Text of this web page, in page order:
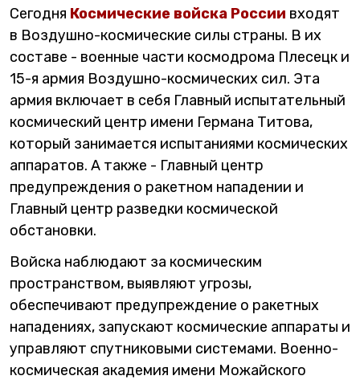
Сегодня Космические войска России входят
в Воздушно-космические силы страны. В их
составе - военные части космодрома Плесецк и
15-я армия Воздушно-космических сил. Эта
армия включает в себя Главный испытательный
космический центр имени Германа Титова,
который занимается испытаниями космических
аппаратов. А также - Главный центр
предупреждения о ракетном нападении и
Главный центр разведки космической
обстановки.
Войска наблюдают за космическим
пространством, выявляют угрозы,
обеспечивают предупреждение о ракетных
нападениях, запускают космические аппараты и
управляют спутниковыми системами. Военно-
космическая академия имени Можайского